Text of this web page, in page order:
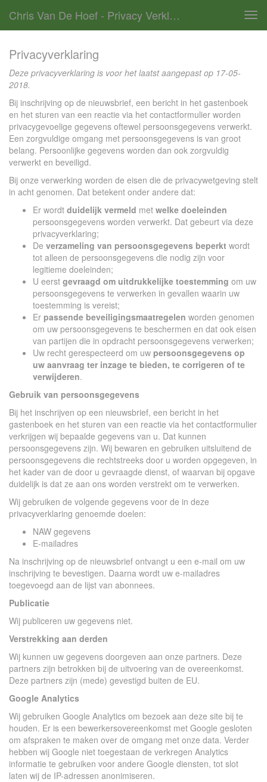
Chris Van De Hoef - Privacy Verklaring
Privacyverklaring
Deze privacyverklaring is voor het laatst aangepast op 17-05-
2018.
Bij inschrijving op de nieuwsbrief, een bericht in het gastenboek
en het sturen van een reactie via het contactformulier worden
privacygevoelige gegevens oftewel persoonsgegevens verwerkt.
Een zorgvuldige omgang met persoonsgegevens is van groot
belang. Persoonlijke gegevens worden dan ook zorgvuldig
verwerkt en beveiligd.
Bij onze verwerking worden de eisen die de privacywetgeving stelt
in acht genomen. Dat betekent onder andere dat:
Er wordt duidelijk vermeld met welke doeleinden
persoonsgegevens worden verwerkt. Dat gebeurt via deze
privacyverklaring;
De verzameling van persoonsgegevens beperkt wordt
tot alleen de persoonsgegevens die nodig zijn voor
legitieme doeleinden;
U eerst gevraagd om uitdrukkelijke toestemming om uw
persoonsgegevens te verwerken in gevallen waarin uw
toestemming is vereist;
Er passende beveiligingsmaatregelen worden genomen
om uw persoonsgegevens te beschermen en dat ook eisen
van partijen die in opdracht persoonsgegevens verwerken;
Uw recht gerespecteerd om uw persoonsgegevens op
uw aanvraag ter inzage te bieden, te corrigeren of te
verwijderen.
Gebruik van persoonsgegevens
Bij het inschrijven op een nieuwsbrief, een bericht in het
gastenboek en het sturen van een reactie via het contactformulier
verkrijgen wij bepaalde gegevens van u. Dat kunnen
persoonsgegevens zijn. Wij bewaren en gebruiken uitsluitend de
persoonsgegevens die rechtstreeks door u worden opgegeven, in
het kader van de door u gevraagde dienst, of waarvan bij opgave
duidelijk is dat ze aan ons worden verstrekt om te verwerken.
Wij gebruiken de volgende gegevens voor de in deze
privacyverklaring genoemde doelen:
NAW gegevens
E-mailadres
Na inschrijving op de nieuwsbrief ontvangt u een e-mail om uw
inschrijving te bevestigen. Daarna wordt uw e-mailadres
toegevoegd aan de lijst van abonnees.
Publicatie
Wij publiceren uw gegevens niet.
Verstrekking aan derden
Wij kunnen uw gegevens doorgeven aan onze partners. Deze
partners zijn betrokken bij de uitvoering van de overeenkomst.
Deze partners zijn (mede) gevestigd buiten de EU.
Google Analytics
Wij gebruiken Google Analytics om bezoek aan deze site bij te
houden. Er is een bewerkersovereenkomst met Google gesloten
om afspraken te maken over de omgang met onze data. Verder
hebben wij Google niet toegestaan de verkregen Analytics
informatie te gebruiken voor andere Google diensten, tot slot
laten wij de IP-adressen anonimiseren.